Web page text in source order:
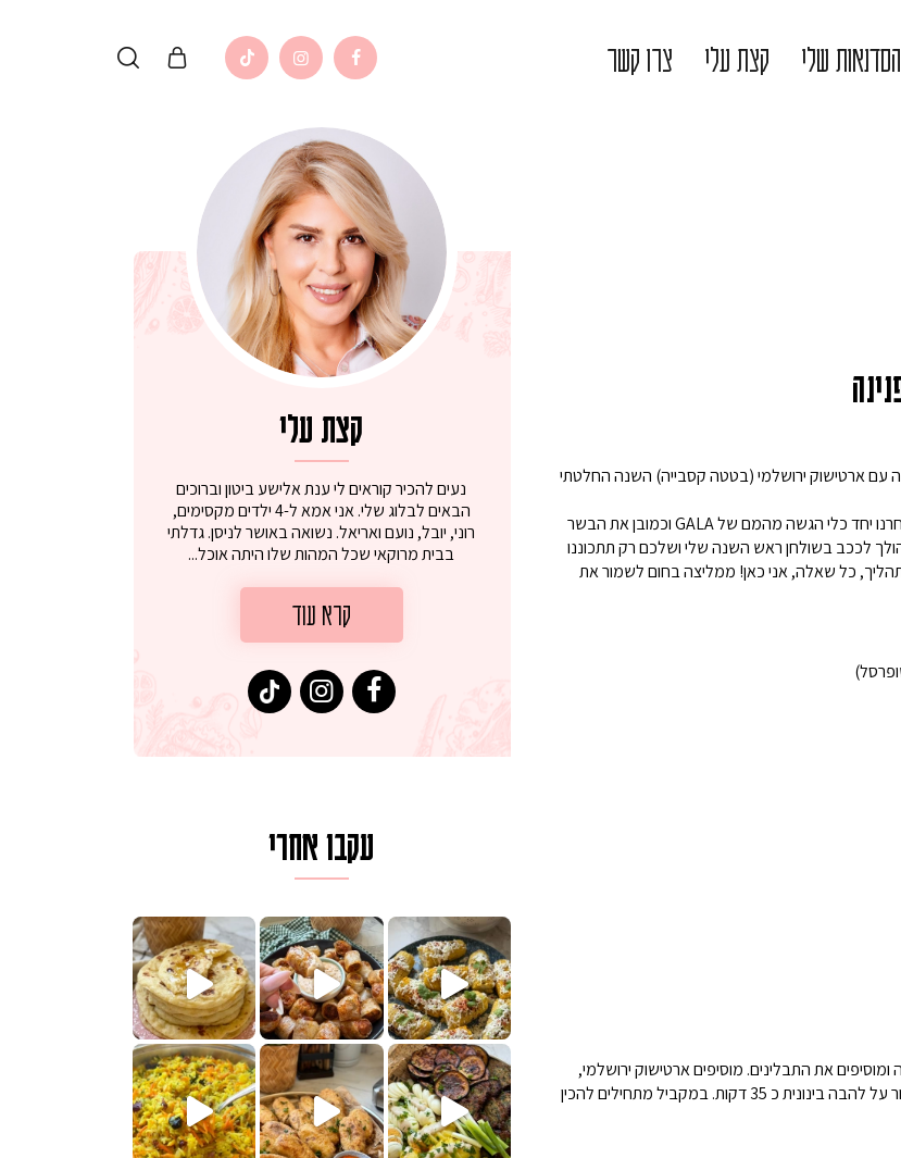
הסדנאות שלי קצת עלי צרו קשר
עם ארטישוק ירושלמי (בטטה קסבייה) השנה החלטתי
את המנה הזאת הכנו יחד. הייתם איתי בסיור במחלקות של שופרסל, בחרנו יחד כלי הגשה מהמם של GALA וכמובן את הבשר
לככב בשולחן ראש השנה שלי ושלכם רק תתכוננו
כל שאלה, אני כאן! ממליצה בחום לשמור את
את התבלינים. מוסיפים ארטישוק ירושלמי,
כוסברה קצוצה וציר עוף/מים. מביאים לרתיחה ומבשלים עם מכסה סגור על להבה בינונית כ 35 דקות. במקביל מתחילים להכין
קצת עלי
נעים להכיר קוראים לי ענת אלישע ביטון וברוכים
הבאים לבלוג שלי. אני אמא ל-4 ילדים מקסימים,
רוני, יובל, נועם ואריאל. נשואה באושר לניסן. גדלתי
בבית מרוקאי שכל המהות שלו היתה אוכל...
קרא עוד
עקבו אחרי
קלחי תירס צרובים על מחבת עם גבינה בולגרית מעודנת מ
נשנושי פרגיות קריספיים ממכרים שמכינים בכמה דקות עב
לחם מחבת שהוא שילוב של מופלטה וספינז׳, רעיון מעול
אז מה בשבילכם? בפ
פסטל טוניסאי לתשעת הימים, חשבתי מה לחדש לכם ונראה
אורז יצירתי לתשעת הימים ולכבוד שבת קודשלמתכון